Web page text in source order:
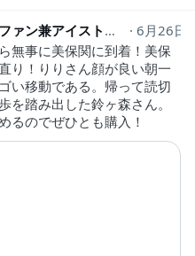
ノンナ推しのガルパンファン兼アイストファン兼聖地巡礼の人
6月26日
無事に美保関に到着！美保
り！りりさん顔が良い朝一
い移動である。帰って読切
を踏み出した鈴ヶ森さん。
るのでぜひとも購入！